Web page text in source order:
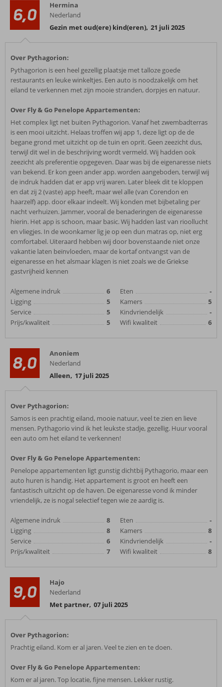
6,0
Hermina
Nederland
Gezin met oud(ere) kind(eren), 21 juli 2025
Over Pythagorion:
Pythagorion is een heel gezellig plaatsje met talloze goede
restaurants en leuke winkeltjes. Een auto is noodzakelijk om het
eiland te verkennen met zijn mooie stranden, dorpjes en natuur.
Over Fly & Go Penelope Appartementen:
Het complex ligt net buiten Pythagorion. Vanaf het zwembadterras
is een mooi uitzicht. Helaas troffen wij app 1, deze ligt op de de
begane grond met uitzicht op de tuin en oprit. Geen zeezicht dus,
terwijl dit wel in de beschrijving wordt vermeld. Wij hadden ook
zeezicht als preferentie opgegeven. Daar was bij de eigenaresse niets
van bekend. Er kon geen ander app. worden aangeboden, terwijl wij
de indruk hadden dat er app vrij waren. Later bleek dit te kloppen
en dat zij 2 (vaste) app heeft, maar wel alle (van Corendon en
haarzelf) app. door elkaar indeelt. Wij konden met bijbetaling per
nacht verhuizen. Jammer, vooral de benaderingen de eigenaresse
hierin. Het app is schoon, maar basic. Wij hadden last van rioollucht
en vliegjes. In de woonkamer lig je op een dun matras op, niet erg
comfortabel. Uiteraard hebben wij door bovenstaande niet onze
vakantie laten beïnvloeden, maar de kortaf ontvangst van de
eigenaresse en het alsmaar klagen is niet zoals we de Griekse
gastvrijheid kennen
Algemene indruk
6
Ligging
5
Service
5
Prijs/kwaliteit
5
Eten
-
Kamers
5
Kindvriendelijk
-
Wifi kwaliteit
6
8,0
Anoniem
Nederland
Alleen, 17 juli 2025
Over Pythagorion:
Samos is een prachtig eiland, mooie natuur, veel te zien en lieve
mensen. Pythagorio vind ik het leukste stadje, gezellig. Huur vooral
een auto om het eiland te verkennen!
Over Fly & Go Penelope Appartementen:
Penelope appartementen ligt gunstig dichtbij Pythagorio, maar een
auto huren is handig. Het appartement is groot en heeft een
fantastisch uitzicht op de haven. De eigenaresse vond ik minder
vriendelijk, ze is nogal selectief tegen wie ze aardig is.
Algemene indruk
8
Ligging
8
Service
6
Prijs/kwaliteit
7
Eten
-
Kamers
8
Kindvriendelijk
-
Wifi kwaliteit
8
9,0
Hajo
Nederland
Met partner, 07 juli 2025
Over Pythagorion:
Prachtig eiland. Kom er al jaren. Veel te zien en te doen.
Over Fly & Go Penelope Appartementen:
Kom er al jaren. Top locatie, fijne mensen. Lekker rustig.